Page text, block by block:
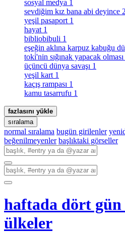
sosyal medya 1
sevdiğim kız bana abi deyince 2
yeşil pasaport 1
hayat 1
bibliobibuli 1
eşeğin aklına karpuz kabuğu
toki̇'nin sığınak yapacak olması
üçüncü dünya savaşı 1
yeşil kart 1
kaçış rampası 1
kamu tasarrufu 1
fazlasını yükle
sıralama
normal sıralama bugün girilenler
beğenilmeyenler başlıktaki görseller
haftada dört gün
ülkeler